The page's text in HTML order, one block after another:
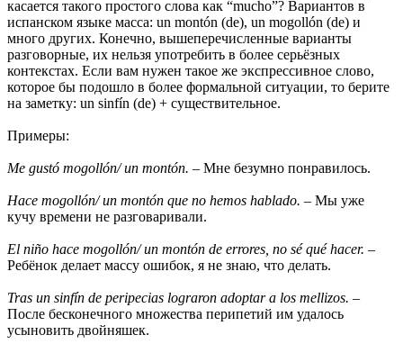
касается такого простого слова как “mucho”? Вариантов в
испанском языке масса: un montón (de), un mogollón (de) и
много других. Конечно, вышеперечисленные варианты
разговорные, их нельзя употребить в более серьёзных
контекстах. Если вам нужен такое же экспрессивное слово,
которое бы подошло в более формальной ситуации, то берите
на заметку: un sinfín (de) + существительное.
Примеры:
Me gustó mogollón/ un montón. – Мне безумно понравилось.
Hace mogollón/ un montón que no hemos hablado. – Мы уже
кучу времени не разговаривали.
El niño hace mogollón/ un montón de errores, no sé qué hacer. –
Ребёнок делает массу ошибок, я не знаю, что делать.
Tras un sinfín de peripecias lograron adoptar a los mellizos. –
После бесконечного множества перипетий им удалось
усыновить двойняшек.